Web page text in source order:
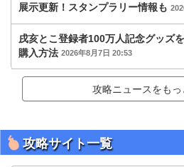
展示更新！スタンプラリー情報も
戌亥とこ登録者100万人記念グッズ
購入方法 2026年8月7日 20:53
攻略ニュースをもっ
攻略サイト一覧